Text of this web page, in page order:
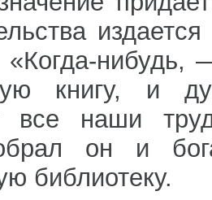
«Когда-нибудь,
книгу, и
все наши
он и
библиотеку.